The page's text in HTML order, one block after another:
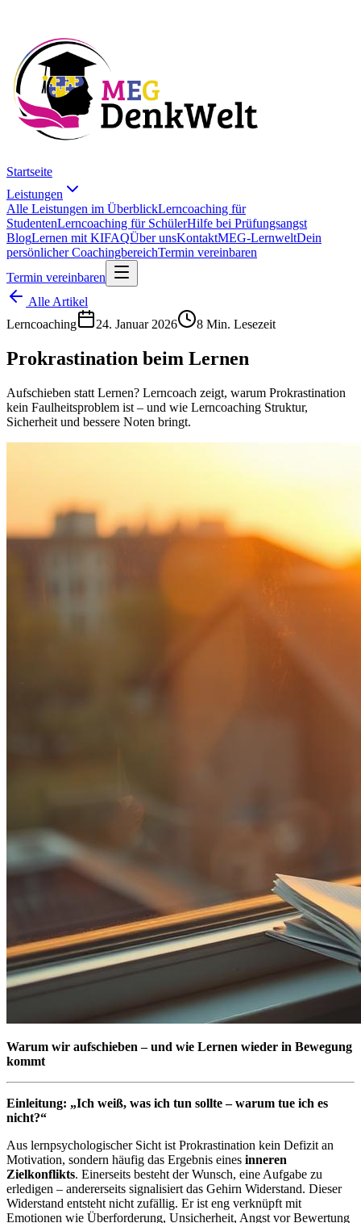
Startseite
Leistungen
Alle Leistungen im ÜberblickLerncoaching für
StudentenLerncoaching für SchülerHilfe bei Prüfungsangst
BlogLernen mit KIFAQÜber unsKontaktMEG-LernweltDein
persönlicher CoachingbereichTermin vereinbaren
Termin vereinbaren
Alle Artikel
Lerncoaching
24. Januar 2026 8 Min. Lesezeit
Prokrastination beim Lernen
Aufschieben statt Lernen? Lerncoach zeigt, warum Prokrastination
kein Faulheitsproblem ist – und wie Lerncoaching Struktur,
Sicherheit und bessere Noten bringt.
Warum wir aufschieben – und wie Lernen wieder in Bewegung
kommt
Einleitung: „Ich weiß, was ich tun sollte – warum tue ich es
nicht?“
Aus lernpsychologischer Sicht ist Prokrastination kein Defizit an
Motivation, sondern häufig das Ergebnis eines inneren
Zielkonflikts. Einerseits besteht der Wunsch, eine Aufgabe zu
erledigen – andererseits signalisiert das Gehirn Widerstand. Dieser
Widerstand entsteht nicht zufällig. Er ist eng verknüpft mit
Emotionen wie Überforderung, Unsicherheit, Angst vor Bewertung